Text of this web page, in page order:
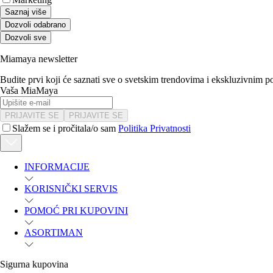
Saznaj više
Dozvoli odabrano
Dozvoli sve
Miamaya newsletter
Budite prvi koji će saznati sve o svetskim trendovima i ekskluzivnim
Vaša MiaMaya
PRIJAVITE SE PRIJAVITE SE
Slažem se i pročitala/o sam Politika Privatnosti
INFORMACIJE
KORISNIČKI SERVIS
POMOĆ PRI KUPOVINI
ASORTIMAN
Sigurna kupovina